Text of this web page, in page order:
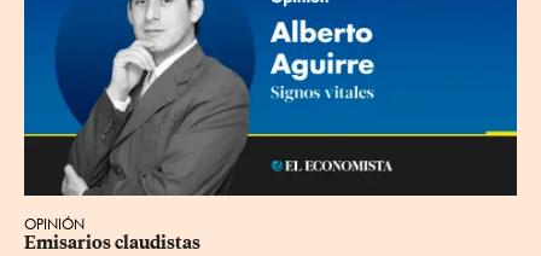
OPINIÓN
Emisarios claudistas